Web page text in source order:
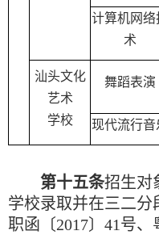
计算机网络
术
汕头文化
艺术
学校
舞蹈表演
现代流行音
第十五条招生对
学校录取并在三二
职函〔2017〕 41号、